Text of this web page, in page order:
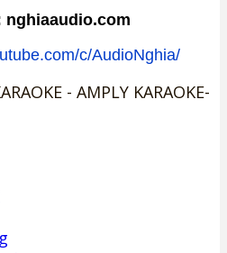
nghiaaudio.com
c/AudioNghia/
- AMPLY KARAOKE-